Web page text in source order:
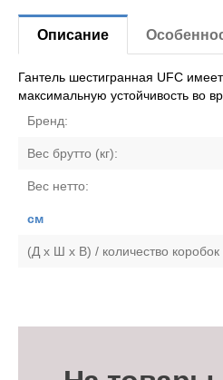
Описание
Гантель шестигранная UFC
максимальную устойчивость во
Бренд:
Вес брутто (кг):
Вес нетто:
см
(Д х Ш х В) / количество